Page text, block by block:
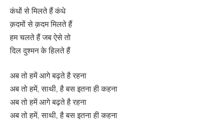
कंधों से मिलते हैं कंधे
क़दमों से क़दम मिलते हैं
हम चलते हैं जब ऐसे तो
दिल दुश्मन के हिलते हैं
अब तो हमें आगे बढ़ते है रहना
अब तो हमें, साथी, है बस इतना ही कहना
अब तो हमें आगे बढ़ते है रहना
अब तो हमें, साथी, है बस इतना ही कहना